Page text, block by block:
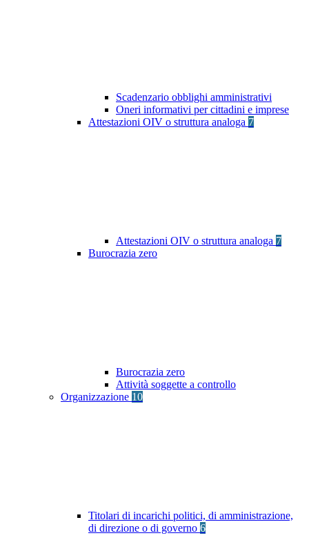
Scadenzario obblighi amministrativi
Oneri informativi per cittadini e imprese
Attestazioni OIV o struttura analoga 7
Attestazioni OIV o struttura analoga 7
Burocrazia zero
Burocrazia zero
Attività soggette a controllo
Organizzazione 10
Titolari di incarichi politici, di amministrazione,
di direzione o di governo 6